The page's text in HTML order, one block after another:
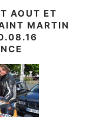
AOUT ET
MARTIN